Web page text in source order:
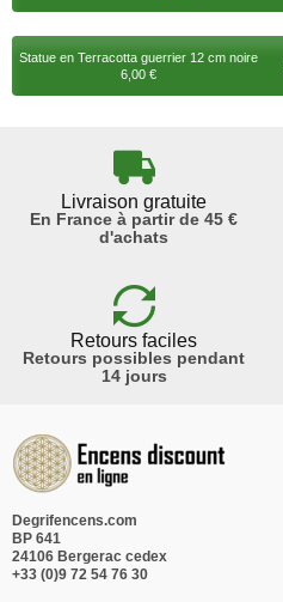
Statue en Terracotta guerrier 12 cm noire
6,00 €
Livraison gratuite
En France à partir de 45 €
d'achats
Retours faciles
Retours possibles pendant
14 jours
Degrifencens.com
BP 641
24106 Bergerac cedex
+33 (0)9 72 54 76 30